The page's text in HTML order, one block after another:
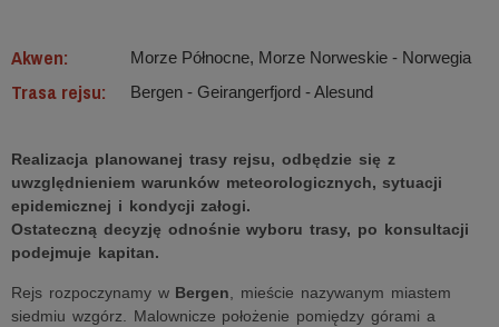
Akwen: Morze Północne, Morze Norweskie ‐ Norwegia
Trasa rejsu: Bergen - Geirangerfjord - Alesund
Realizacja planowanej trasy rejsu, odbędzie się z
uwzględnieniem warunków meteorologicznych, sytuacji
epidemicznej i kondycji załogi.
Ostateczną decyzję odnośnie wyboru trasy, po konsultacji
podejmuje kapitan.
Rejs rozpoczynamy w Bergen , mieście nazywanym miastem
siedmiu wzgórz. Malownicze położenie pomiędzy górami a